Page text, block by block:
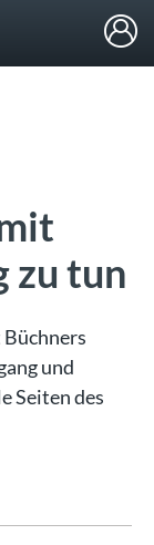
zu tun
und
Seiten des